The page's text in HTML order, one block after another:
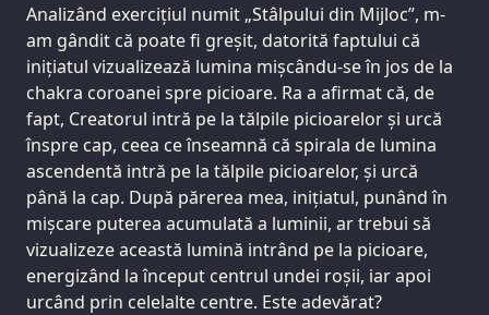
Analizând exercițiul numit „Stâlpului din Mijloc”, m-
am gândit că poate fi greșit, datorită faptului că
inițiatul vizualizează lumina mișcându-se în jos de la
chakra coroanei spre picioare. Ra a afirmat că, de
fapt, Creatorul intră pe la tălpile picioarelor și urcă
înspre cap, ceea ce înseamnă că spirala de lumina
ascendentă intră pe la tălpile picioarelor, și urcă
până la cap. După părerea mea, inițiatul, punând în
mișcare puterea acumulată a luminii, ar trebui să
vizualizeze această lumină intrând pe la picioare,
energizând la început centrul undei roșii, iar apoi
urcând prin celelalte centre. Este adevărat?